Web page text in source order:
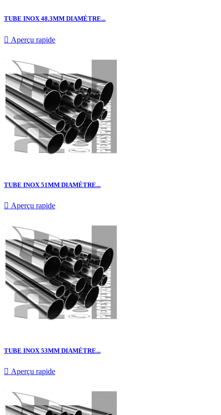
TUBE INOX 48.3MM DIAMÈTRE...
 Aperçu rapide
TUBE INOX 51MM DIAMÈTRE...
 Aperçu rapide
TUBE INOX 53MM DIAMÈTRE...
 Aperçu rapide